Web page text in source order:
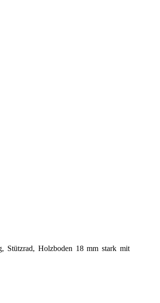
Stützrad, Holzboden 18 mm stark mit